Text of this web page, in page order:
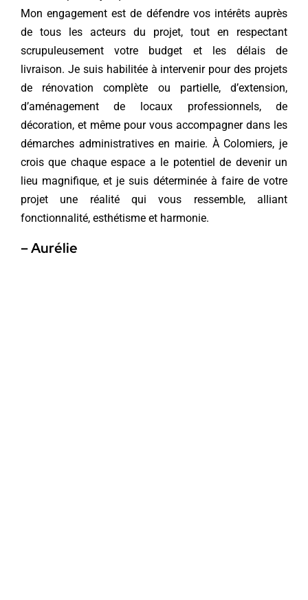
Mon engagement est de défendre vos intérêts auprès
de tous les acteurs du projet, tout en respectant
scrupuleusement votre budget et les délais de
livraison. Je suis habilitée à intervenir pour des projets
de rénovation complète ou partielle, d’extension,
d’aménagement de locaux professionnels, de
décoration, et même pour vous accompagner dans les
démarches administratives en mairie. À Colomiers, je
crois que chaque espace a le potentiel de devenir un
lieu magnifique, et je suis déterminée à faire de votre
projet une réalité qui vous ressemble, alliant
fonctionnalité, esthétisme et harmonie.
– Aurélie